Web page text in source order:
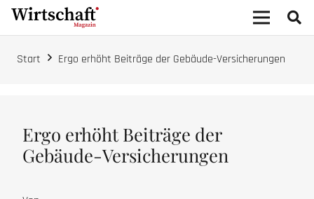
Start Ergo erhöht Beiträge der Gebäude-Versicherungen
Ergo erhöht Beiträge der
Gebäude-Versicherungen